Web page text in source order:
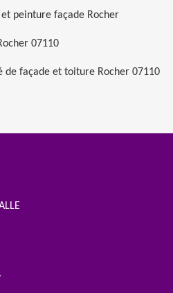
peinture façade Rocher
07110
de façade et toiture Rocher 07110